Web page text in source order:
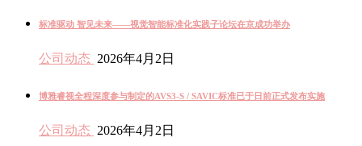
标准驱动 智见未来——视觉智能标准化实践子论坛在京成功举办
公司动态 2026年4月2日
博雅睿视全程深度参与制定的AVS3-S / SAVIC标准已于日前正式发布实施
公司动态 2026年4月2日